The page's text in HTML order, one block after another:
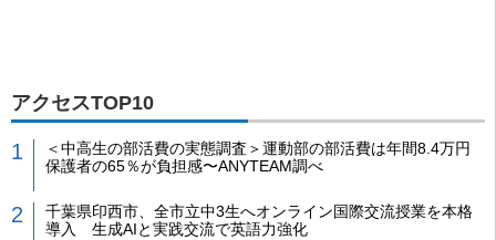
アクセスTOP10
＜中高生の部活費の実態調査＞運動部の部活費は年間8.4万円
保護者の65％が負担感〜ANYTEAM調べ
千葉県印西市、全市立中3生へオンライン国際交流授業を本格
導入 生成AIと実践交流で英語力強化